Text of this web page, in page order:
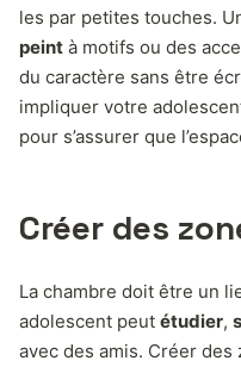
les par petites touches.
peint à motifs ou des
du caractère sans être
impliquer votre
pour s’assurer que
Créer des
La chambre doit être un
adolescent peut étudier,
avec des amis. Créer